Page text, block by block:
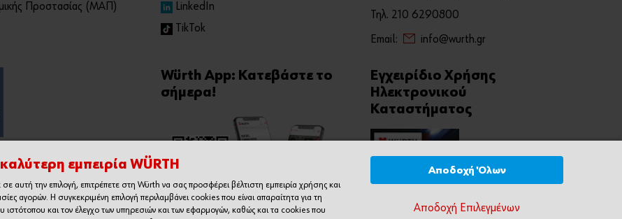
Προστασίας (ΜΑΠ)
LinkedIn
TikTok
Τηλ. 210 6290800
Email: info@wurth.gr
Würth App: Κατεβάστε το
σήμερα!
Εγχειρίδιο Χρήσης
Ηλεκτρονικού
Καταστήματος
καλύτερη εμπειρία WÜRTH
σε αυτή την επιλογή, επιτρέπετε στη Würth να σας προσφέρει βέλτιστη εμπειρία χρήσης και
αγορών. Η συγκεκριμένη επιλογή περιλαμβάνει cookies που είναι απαραίτητα για τη
ιστότοπου και τον έλεγχο των υπηρεσιών και των εφαρμογών, καθώς και τα cookies που
Αποδοχή Όλων
Αποδοχή Επιλεγμένων